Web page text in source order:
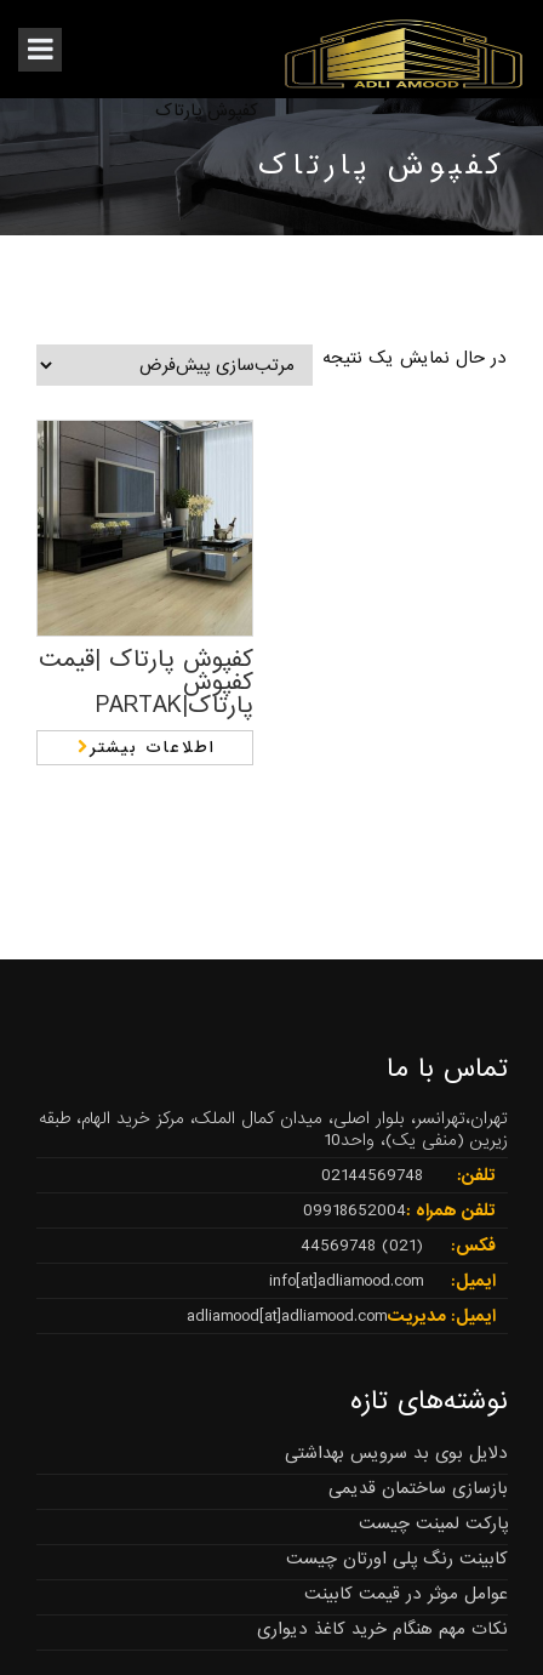
کفپوش پارتاک
کفپوش پارتاک
در حال نمایش یک نتیجه
کفپوش پارتاک |قیمت
کفپوش
پارتاک|PARTAK
اطلاعات بیشتر
تماس با ما
تهران،تهرانسر، بلوار اصلی، میدان کمال الملک، مرکز خرید الهام، طبقه
زیرین (منفی یک)، واحد10
تلفن:
02144569748
تلفن همراه :09918652004
فکس:
(021) 44569748
ایمیل:
info[at]adliamood.com
ایمیل: مدیریتadliamood[at]adliamood.com
نوشته‌های تازه
دلایل بوی بد سرویس بهداشتی
بازسازی ساختمان قدیمی
پارکت لمینت چیست
کابینت رنگ پلی اورتان چیست
عوامل موثر در قیمت کابینت
نکات مهم هنگام خرید کاغذ دیواری